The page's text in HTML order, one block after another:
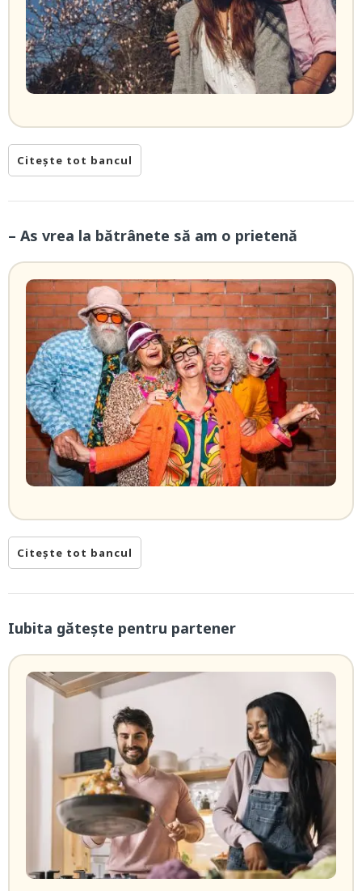
Citește tot bancul
– As vrea la bătrânete să am o prietenă
Citește tot bancul
Iubita găteşte pentru partener